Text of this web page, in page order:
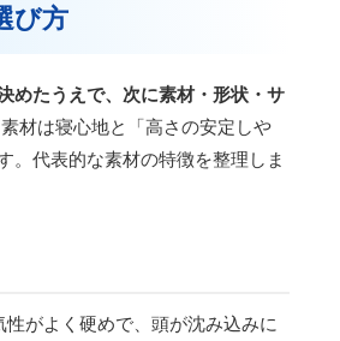
び方
めたうえで、次に素材・形状・サ
素材は寝心地と「高さの安定しや
。代表的な素材の特徴を整理しま
性がよく硬めで、頭が沈み込みに